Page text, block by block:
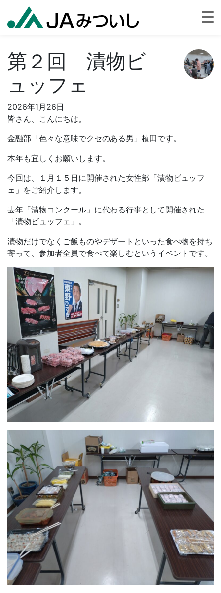
第２回 漬物ビ
ュッフェ
2026年1月26日
皆さん、こんにちは。
金融部「色々な意味でクセのある男」植田です。
本年も宜しくお願いします。
今回は、１月１５日に開催された女性部「漬物ビュッフ
ェ」をご紹介します。
去年「漬物コンクール」に代わる行事として開催された
「漬物ビュッフェ」。
漬物だけでなくご飯ものやデザートといった食べ物を持ち
寄って、参加者全員で食べて楽しむというイベントです。